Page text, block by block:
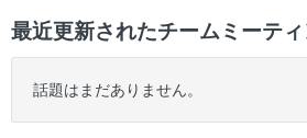
最近更新されたチームミーテ
話題はまだありません。